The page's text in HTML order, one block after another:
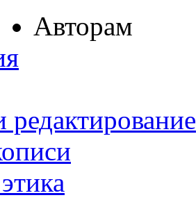
Авторам
редактирование